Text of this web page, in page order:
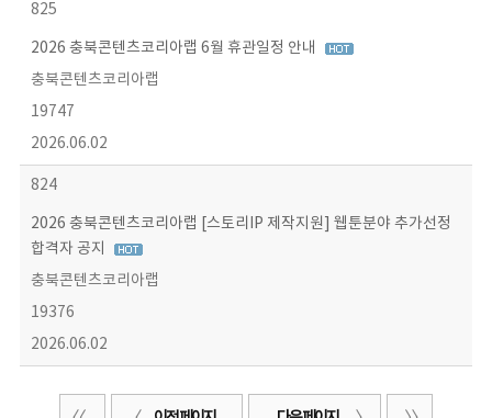
825
2026 충북콘텐츠코리아랩 6월 휴관일정 안내
충북콘텐츠코리아랩
19747
2026.06.02
824
2026 충북콘텐츠코리아랩 [스토리IP 제작지원] 웹툰분야 추가선정
합격자 공지
충북콘텐츠코리아랩
19376
2026.06.02